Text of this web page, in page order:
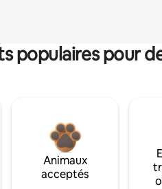
populaires pour
Animaux
acceptés